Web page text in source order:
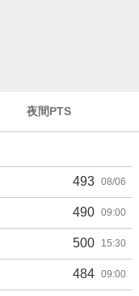
夜間PTS
493 08/06
490 09:00
500 15:30
484 09:00